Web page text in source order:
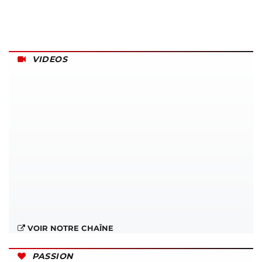
VIDEOS
VOIR NOTRE CHAÎNE
PASSION